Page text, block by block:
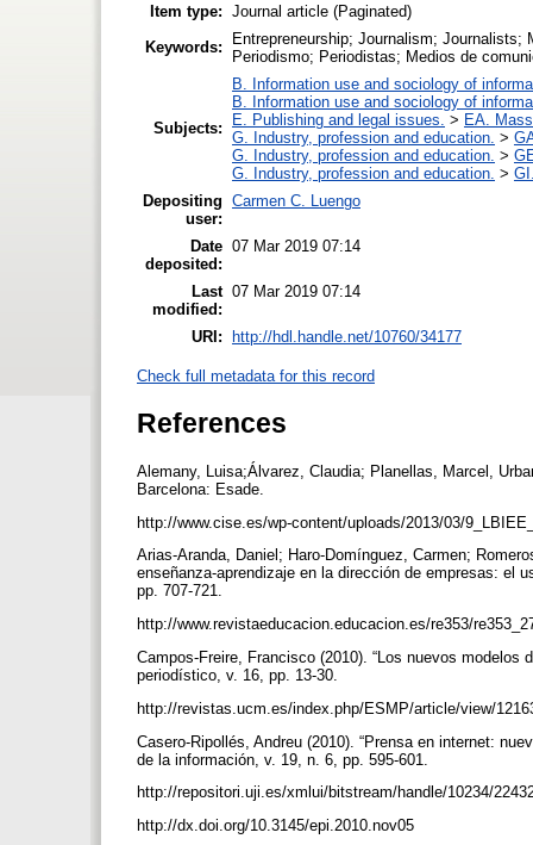
Item type: Journal article (Paginated)
Keywords:
Entrepreneurship; Journalism;
Periodismo; Periodistas; Medios de
Subjects:
B. Information use and sociology of
B. Information use and sociology of
E. Publishing and legal issues. > EA.
G. Industry, profession and education. >
G. Industry, profession and education. >
G. Industry, profession and education. >
Depositing
user:
Carmen C. Luengo
Date
deposited:
07 Mar 2019 07:14
Last
modified:
07 Mar 2019 07:14
URI: http://hdl.handle.net/10760/34177
Check full metadata for this record
References
Alemany, Luisa;Álvarez, Claudia; Planellas, Marcel,
Barcelona: Esade.
http://www.cise.es/wp-content/uploads/2013/03/
Arias-Aranda, Daniel; Haro-Domínguez, Carmen;
enseñanza-aprendizaje en la dirección de empresas: el
pp. 707-721.
http://www.revistaeducacion.educacion.es/re353/
Campos-Freire, Francisco (2010). “Los nuevos
periodístico, v. 16, pp. 13-30.
http://revistas.ucm.es/index.php/ESMP/article/view/
Casero-Ripollés, Andreu (2010). “Prensa en internet:
de la información, v. 19, n. 6, pp. 595-601.
http://repositori.uji.es/xmlui/bitstream/handle/10234/
http://dx.doi.org/10.3145/epi.2010.nov05